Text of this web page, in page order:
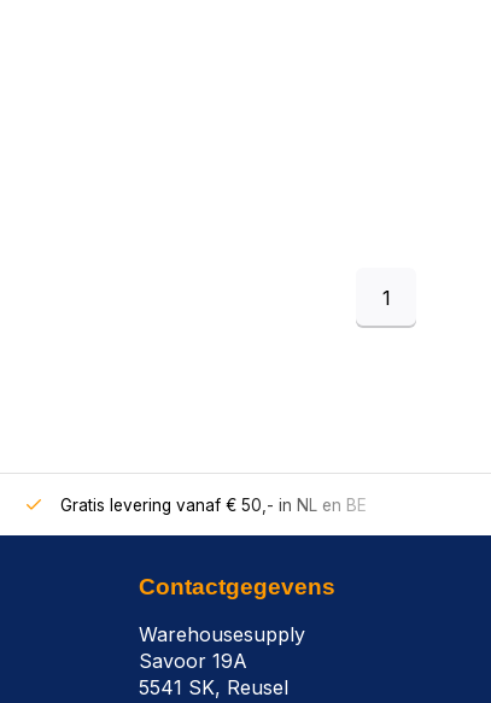
1
Gratis levering vanaf € 50,- in NL en BE
Contactgegevens
Warehousesupply
Savoor 19A
5541 SK, Reusel